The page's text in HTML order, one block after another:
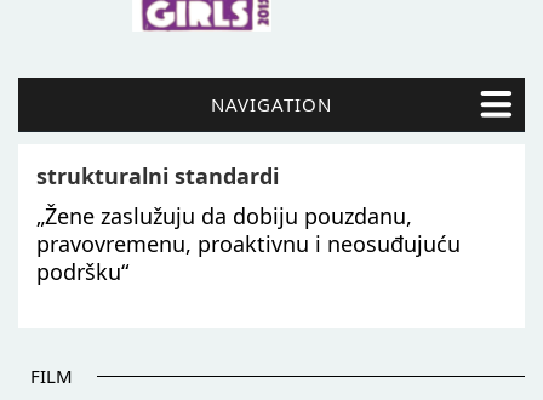
NAVIGATION
strukturalni standardi
„Žene zaslužuju da dobiju pouzdanu,
pravovremenu, proaktivnu i neosuđujuću
podršku“
FILM